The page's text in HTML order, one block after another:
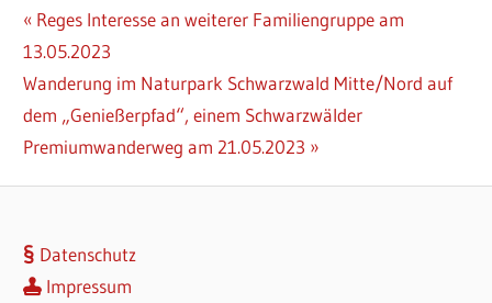
Beitragsnavigation
Vorheriger
Beitrag:
Reges Interesse an weiterer Familiengruppe am
13.05.2023
Nächster
Beitrag:
Wanderung im Naturpark Schwarzwald Mitte/Nord auf
dem „Genießerpfad“, einem Schwarzwälder
Premiumwanderweg am 21.05.2023
Datenschutz
Impressum